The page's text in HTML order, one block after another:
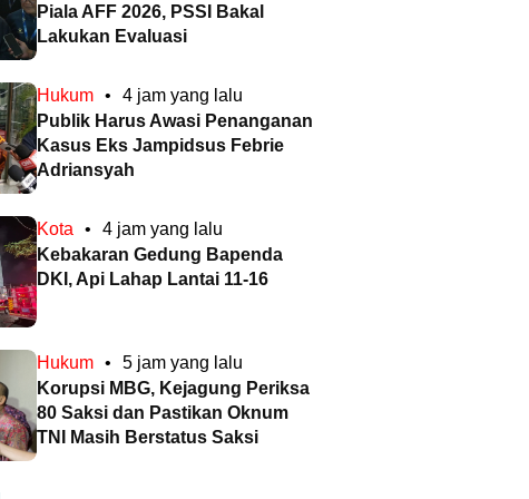
Piala AFF 2026, PSSI Bakal
Lakukan Evaluasi
Hukum •
4 jam yang lalu
Publik Harus Awasi Penanganan
Kasus Eks Jampidsus Febrie
Adriansyah
Kota •
4 jam yang lalu
Kebakaran Gedung Bapenda
DKI, Api Lahap Lantai 11-16
Hukum •
5 jam yang lalu
Korupsi MBG, Kejagung Periksa
80 Saksi dan Pastikan Oknum
TNI Masih Berstatus Saksi